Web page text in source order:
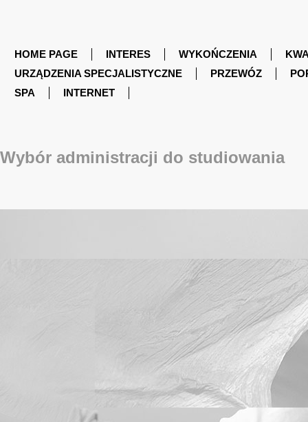
HOME PAGE INTERES WYKOŃCZENIA
URZĄDZENIA SPECJALISTYCZNE
PRZEWÓZ
SPA
INTERNET
Wybór administracji do studiowania